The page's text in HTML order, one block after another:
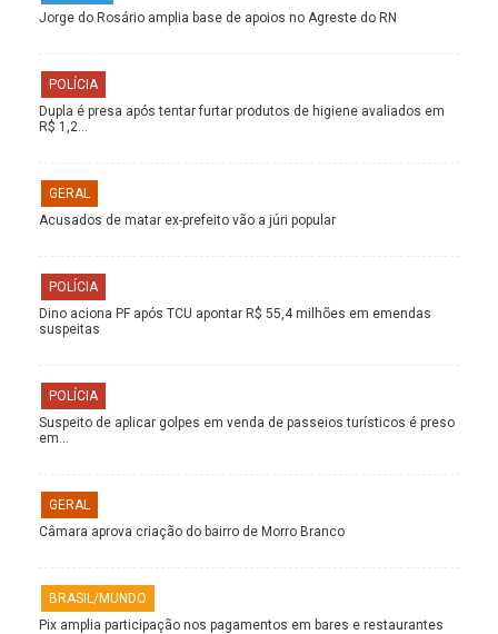
Jorge do Rosário amplia base de apoios no Agreste do RN
POLÍCIA
Dupla é presa após tentar furtar produtos de higiene avaliados em
R$ 1,2…
GERAL
Acusados de matar ex-prefeito vão a júri popular
POLÍCIA
Dino aciona PF após TCU apontar R$ 55,4 milhões em emendas
suspeitas
POLÍCIA
Suspeito de aplicar golpes em venda de passeios turísticos é preso
em…
GERAL
Câmara aprova criação do bairro de Morro Branco
BRASIL/MUNDO
Pix amplia participação nos pagamentos em bares e restaurantes